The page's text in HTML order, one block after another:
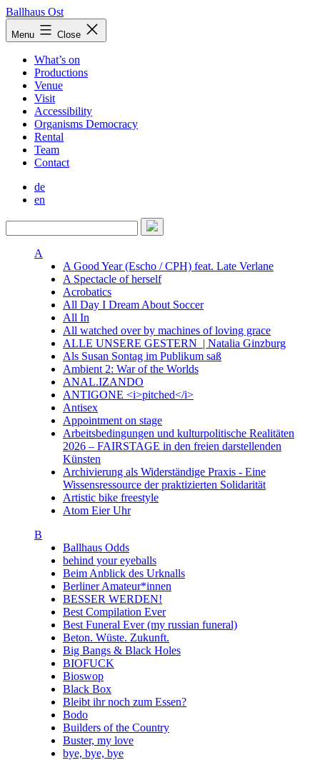
Skip
to
content
Ballhaus Ost
Ballhaus
Ost
Menu Close
What’s on
Productions
Venue
Visit
Accessibility
Organisms Democracy
Rental
Team
Contact
de
en
A
A Good Year (Escho / CPH) feat. Late Verlane
A Spectacle of herself
Acrobatics
All Day I Dream About Soccer
All In
All watched over by machines of loving grace
ALLE UNSERE GESTERN | Natalia Ginzburg
Als Susan Sontag im Publikum saß
Ambient 2: War of the Worlds
ANAL.IZANDO
ANTIGONE <i>pitched</i>
Antisex
Appointment on stage
Arbeitsbedingungen und kulturpolitische Realitäten
2026 – FAIRSTAGE in den freien darstellenden
Künsten
Archivierung als Widerständige Praxis - Eine
Wissensressource der praktizierten Solidarität
Artistic bike freestyle
Atom Eier Uhr
B
Ballhaus Odds
behind your eyeballs
Beim Anblick des Urknalls
Berliner Amateur*innen
BESSER WERDEN!
Best Compilation Ever
Best Funeral Ever (my russian funeral)
Beton. Wüste. Zukunft.
Big Bangs & Black Holes
BIOFUCK
Bioswop
Black Box
Bleibt ihr noch zum Essen?
Bodo
Builders of the Country
Buster, my love
bye, bye, bye